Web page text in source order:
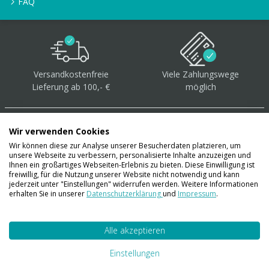
Versandkostenfreie
Lieferung ab 100,- €
Viele Zahlungswege
möglich
Über 40.000 Artikel auf
Lager
Wir verwenden Cookies
Wir können diese zur Analyse unserer Besucherdaten platzieren, um
unsere Webseite zu verbessern, personalisierte Inhalte anzuzeigen und
Ihnen ein großartiges Webseiten-Erlebnis zu bieten. Diese Einwilligung ist
freiwillig, für die Nutzung unserer Website nicht notwendig und kann
jederzeit unter "Einstellungen" widerrufen werden. Weitere Informationen
erhalten Sie in unserer Datenschutzerklärungund Impressum.
Alle akzeptieren
Einstellungen